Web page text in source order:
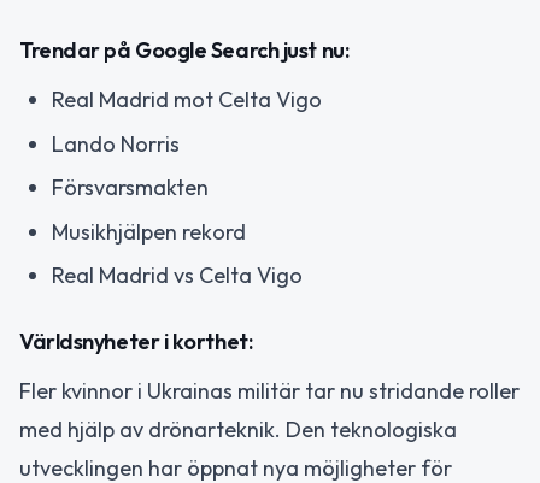
Trendar på Google Search just nu:
Real Madrid mot Celta Vigo
Lando Norris
Försvarsmakten
Musikhjälpen rekord
Real Madrid vs Celta Vigo
Världsnyheter i korthet:
Fler kvinnor i Ukrainas militär tar nu stridande roller
med hjälp av drönarteknik. Den teknologiska
utvecklingen har öppnat nya möjligheter för